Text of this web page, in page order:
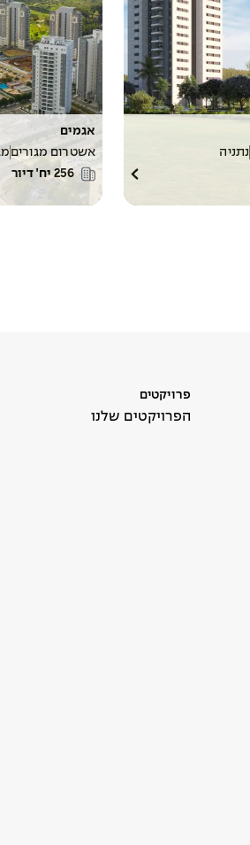
נתניה
אגמים
אשטרום מגורים
256 יח׳ דיור
פרויקטים
הפרויקטים שלנו